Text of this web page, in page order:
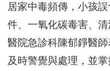
居家中毒頻傳，小孩
件、一氧化碳毒害、
醫院急診科陳郁錚醫
及時警覺與處理，並